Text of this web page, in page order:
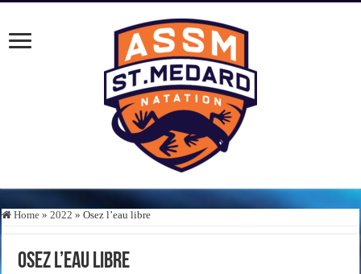
Home » 2022 » Osez l’eau libre
Osez l’eau libre